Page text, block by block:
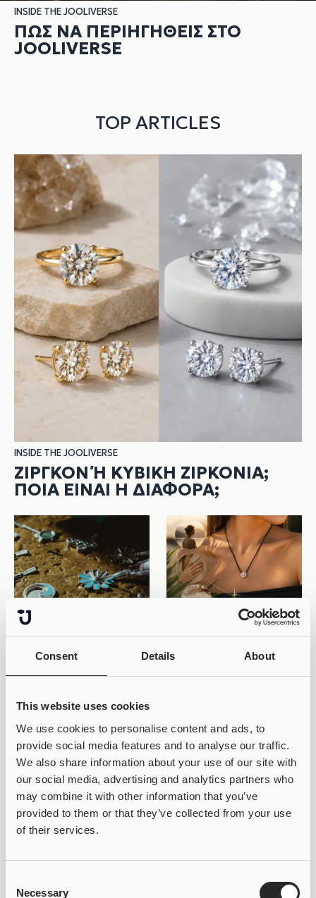
Consent Details About
This website uses cookies
We use cookies to personalise content and ads, to
provide social media features and to analyse our traffic.
We also share information about your use of our site with
our social media, advertising and analytics partners who
may combine it with other information that you’ve
provided to them or that they’ve collected from your use
of their services.
Selection
Necessary
INSIDE THE JOOLIVERSE
ΠΏΣ ΝΑ ΠΕΡΙΗΓΗΘΕΊΣ ΣΤΟ
JOOLIVERSE
TOP ARTICLES
INSIDE THE JOOLIVERSE
ΖΙΡΓΚΌΝ Ή ΚΥΒΙΚΉ ΖΙΡΚΟΝΊΑ; Π
ΟΙΑ ΕΊΝΑΙ Η ΔΙΑΦΟΡΆ;
INSIDE THE JOOLIVERSE
ΤΙ ΕΊΝΑΙ ΤΟ ΣΜΆΛΤΟ ΣΤΑ
INSIDE THE JOOLIVERSE
ΤΙ ΑΓΟΡΆΖΕΙΣ ΌΤΑΝ